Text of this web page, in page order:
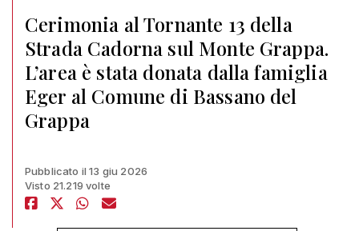
Cerimonia al Tornante 13 della
Strada Cadorna sul Monte Grappa.
L’area è stata donata dalla famiglia
Eger al Comune di Bassano del
Grappa
Pubblicato il 13 giu 2026
Visto 21.219 volte